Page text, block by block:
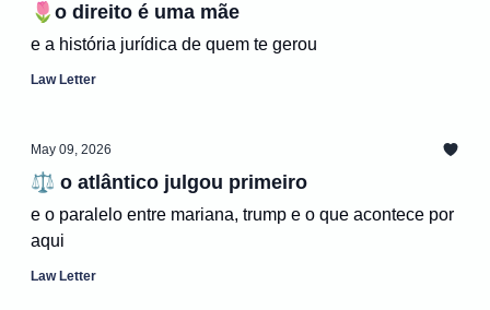
🌷o direito é uma mãe
e a história jurídica de quem te gerou
Law Letter
May 09, 2026
⚖️ o atlântico julgou primeiro
e o paralelo entre mariana, trump e o que acontece por
aqui
Law Letter